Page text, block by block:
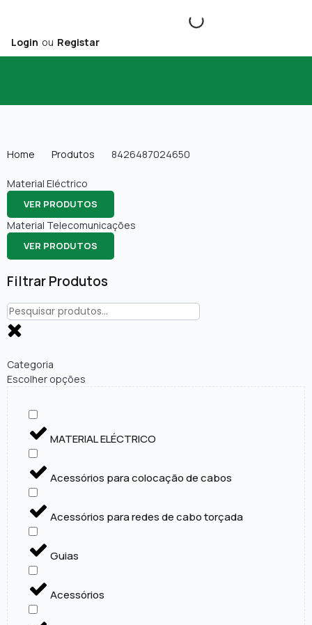
Login ou Registar
Home Produtos 8426487024650
Filtrar Produtos
Categoria
Escolher opções
MATERIAL ELÉCTRICO
Acessórios para colocação de cabos
Acessórios para redes de cabo torçada
Guias
Acessórios
Material Eléctrico
VER PRODUTOS
Material Telecomunicações
VER PRODUTOS